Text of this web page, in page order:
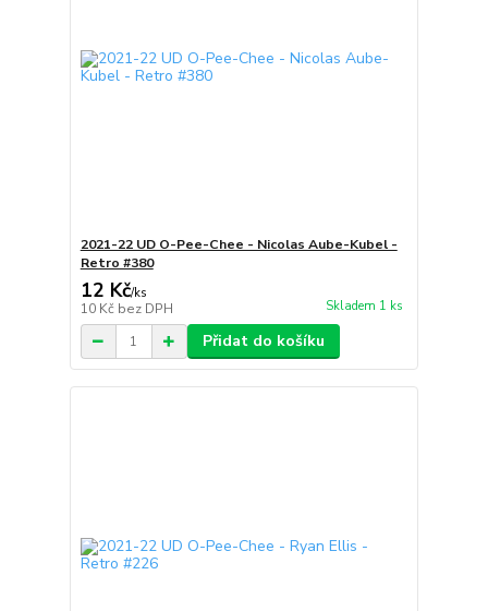
2021-22 UD O-Pee-Chee - Nicolas Aube-Kubel -
Retro #380
12 Kč/ks
10 Kč bez DPH Skladem 1 ks
Přidat do košíku